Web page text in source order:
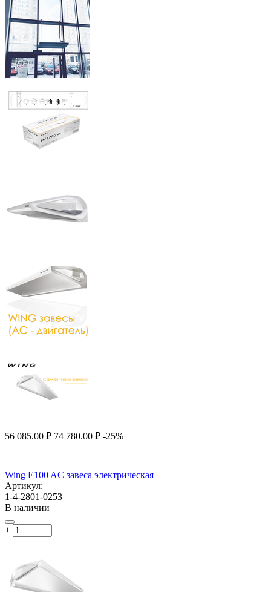
56 085.00 ₽ 74 780.00 ₽ -25%
Wing E100 AC завеса электрическая
Артикул:
1-4-2801-0253
В наличии
+ −